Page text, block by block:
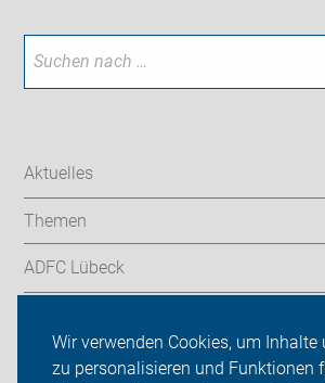
Wir verwenden Cookies, um Inhalte
zu personalisieren und Funktionen
Aktuelles
Themen
ADFC Lübeck
Presse